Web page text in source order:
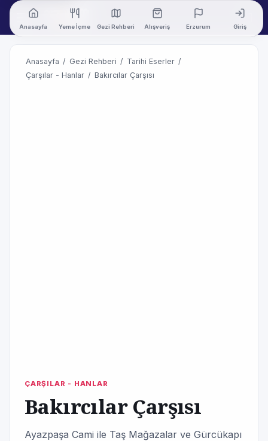
Anasayfa Yeme İçme Gezi Rehberi Alışveriş Erzurum Giriş
Anasayfa / Gezi Rehberi / Tarihi Eserler /
Çarşılar - Hanlar / Bakırcılar Çarşısı
ÇARŞILAR - HANLAR
Bakırcılar Çarşısı
Ayazpaşa Cami ile Taş Mağazalar ve Gürcükapı